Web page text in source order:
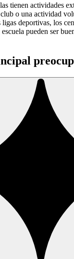
tienen actividades
o una actividad
deportivas, los
pueden ser